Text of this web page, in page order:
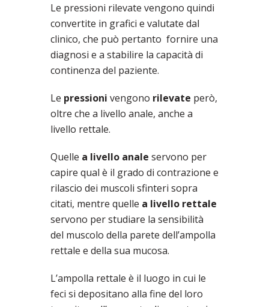
Le pressioni rilevate vengono quindi
convertite in grafici e valutate dal
clinico, che può pertanto fornire una
diagnosi e a stabilire la capacità di
continenza del paziente.
Le pressioni vengono rilevate però,
oltre che a livello anale, anche a
livello rettale.
Quelle a livello anale servono per
capire qual è il grado di contrazione e
rilascio dei muscoli sfinteri sopra
citati, mentre quelle a livello rettale
servono per studiare la sensibilità
del muscolo della parete dell’ampolla
rettale e della sua mucosa.
L’ampolla rettale è il luogo in cui le
feci si depositano alla fine del loro